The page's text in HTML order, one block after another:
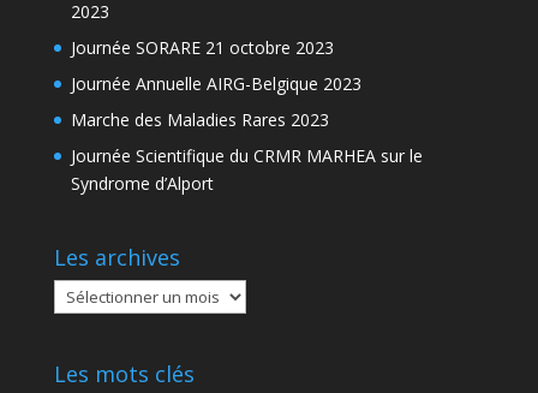
2023
Journée SORARE 21 octobre 2023
Journée Annuelle AIRG-Belgique 2023
Marche des Maladies Rares 2023
Journée Scientifique du CRMR MARHEA sur le
Syndrome d’Alport
Les archives
Les
archives
Les mots clés